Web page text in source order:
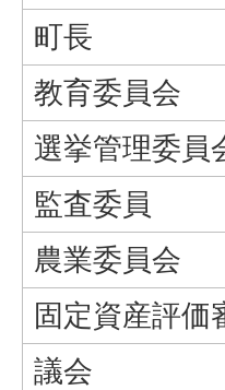
町長
教育委員会
選挙管理委員
監査委員
農業委員会
固定資産評価
議会